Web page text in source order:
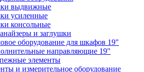
выдвижные
усиленные
консольные
и заглушки
оборудование для шкафов 19"
направляющие 19"
элементы
и измерительное оборудование